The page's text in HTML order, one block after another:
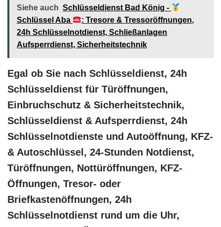
Siehe auch Schlüsseldienst Bad König -
Schlüssel Aba
: Tresore & Tressoröffnungen,
24h Schlüsselnotdienst, Schließanlagen
Aufsperrdienst, Sicherheitstechnik
Egal ob Sie nach Schlüsseldienst, 24h
Schlüsseldienst für Türöffnungen,
Einbruchschutz & Sicherheitstechnik,
Schlüsseldienst & Aufsperrdienst, 24h
Schlüsselnotdienste und Autoöffnung, KFZ-
& Autoschlüssel, 24-Stunden Notdienst,
Türöffnungen, Nottüröffnungen, KFZ-
Öffnungen, Tresor- oder
Briefkastenöffnungen, 24h
Schlüsselnotdienst rund um die Uhr,